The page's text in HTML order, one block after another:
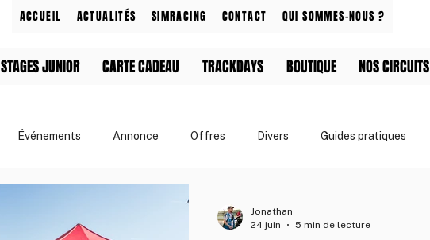
ACCUEIL ACTUALITÉS SIMRACING CONTACT QUI SOMMES-NOUS ?
STAGES JUNIOR CARTE CADEAU TRACKDAYS BOUTIQUE NOS CIRCUITS
Événements Annonce Offres Divers Guides pratiques
Apprendre le drift
Jonathan
24 juin
5 min de lecture